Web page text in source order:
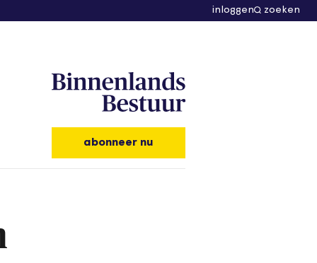
inloggen zoeken
abonneer nu